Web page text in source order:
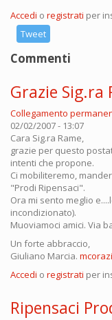
Accedi o registrati per
Tweet
Commenti
Grazie Sig.ra
Collegamento
02/02/2007 - 13:07
Cara Sig.ra Rame,
grazie per questo
intenti che propone.
Ci mobiliteremo,
"Prodi Ripensaci".
Ora mi sento meglio
incondizionato).
Muoviamoci amici. Via
Un forte abbraccio,
Giuliano Marcia.
Accedi o registrati per
Ripensaci